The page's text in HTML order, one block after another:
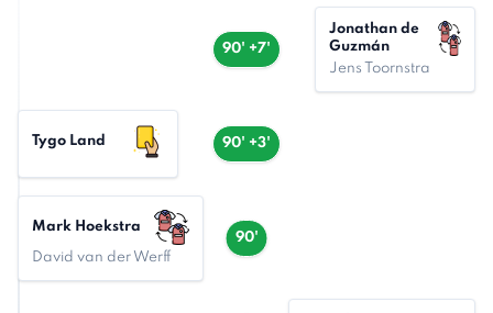
90' +7'
Jonathan de
Guzmán
Jens Toornstra
90' +3'
Tygo Land
90'
Mark Hoekstra
David van der Werff